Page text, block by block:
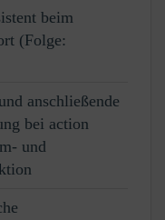
beim
(Folge:
anschließende
bei action
und